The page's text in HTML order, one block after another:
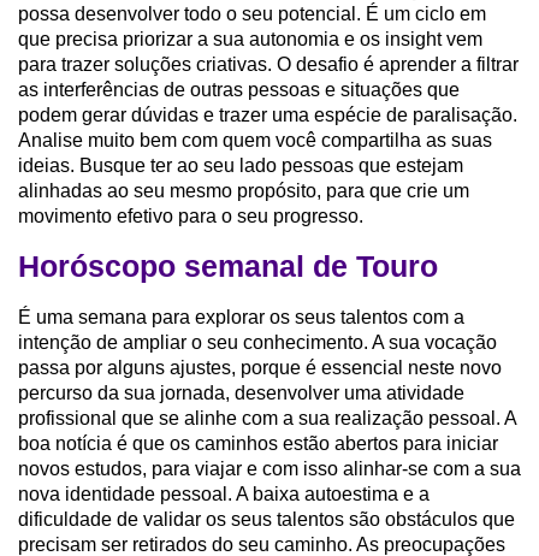
possa desenvolver todo o seu potencial. É um ciclo em
que precisa priorizar a sua autonomia e os insight vem
para trazer soluções criativas. O desafio é aprender a filtrar
as interferências de outras pessoas e situações que
podem gerar dúvidas e trazer uma espécie de paralisação.
Analise muito bem com quem você compartilha as suas
ideias. Busque ter ao seu lado pessoas que estejam
alinhadas ao seu mesmo propósito, para que crie um
movimento efetivo para o seu progresso.
Horóscopo semanal de Touro
É uma semana para explorar os seus talentos com a
intenção de ampliar o seu conhecimento. A sua vocação
passa por alguns ajustes, porque é essencial neste novo
percurso da sua jornada, desenvolver uma atividade
profissional que se alinhe com a sua realização pessoal. A
boa notícia é que os caminhos estão abertos para iniciar
novos estudos, para viajar e com isso alinhar-se com a sua
nova identidade pessoal. A baixa autoestima e a
dificuldade de validar os seus talentos são obstáculos que
precisam ser retirados do seu caminho. As preocupações